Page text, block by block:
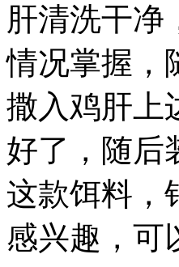
肝清洗干净
情况掌握，
撒入鸡肝上
好了，随后
这款饵料，
感兴趣，可